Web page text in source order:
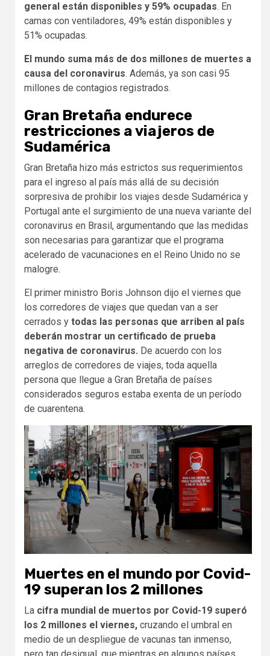
general están disponibles y 59% ocupadas. En
camas con ventiladores, 49% están disponibles y
51% ocupadas.
El mundo suma más de dos millones de muertes a
causa del coronavirus. Además, ya son casi 95
millones de contagios registrados.
Gran Bretaña endurece
restricciones a viajeros de
Sudamérica
Gran Bretaña hizo más estrictos sus requerimientos
para el ingreso al país más allá de su decisión
sorpresiva de prohibir los viajes desde Sudamérica y
Portugal ante el surgimiento de una nueva variante del
coronavirus en Brasil, argumentando que las medidas
son necesarias para garantizar que el programa
acelerado de vacunaciones en el Reino Unido no se
malogre.
El primer ministro Boris Johnson dijo el viernes que
los corredores de viajes que quedan van a ser
cerrados y todas las personas que arriben al país
deberán mostrar un certificado de prueba
negativa de coronavirus. De acuerdo con los
arreglos de corredores de viajes, toda aquella
persona que llegue a Gran Bretaña de países
considerados seguros estaba exenta de un período
de cuarentena.
Muertes en el mundo por Covid-
19 superan los 2 millones
La cifra mundial de muertos por Covid-19 superó
los 2 millones el viernes, cruzando el umbral en
medio de un despliegue de vacunas tan inmenso,